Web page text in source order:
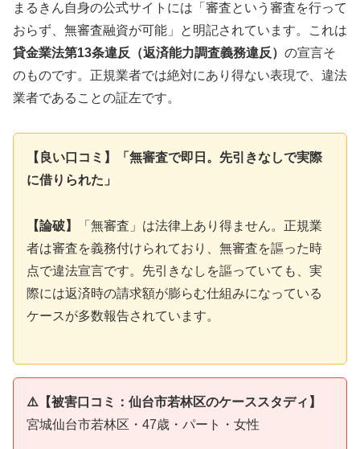
まるきん自身の公式サイトには「審査という審査を行って
おらず、無審査融資が可能」と明記されています。これは
貸金業法第13条違反（返済能力調査義務違反） の宣言そ
のものです。正規業者では絶対にあり得ない表現で、違法
業者であることの証左です。
【良い口コミ】「無審査で即日。先引きなしで実際
に借りられた」
【論破】
「無審査」は法律上あり得ません。正規業
者は審査を義務付けられており、無審査を謳った時
点で違法宣言です。先引きなしを謳っていても、実
際には返済時の請求額が膨らむ仕組みになっている
ケースが多数報告されています。
⚠️【被害口コミ：仙台市若林区のケーススタディ】
宮城仙台市若林区・47歳・パート・女性